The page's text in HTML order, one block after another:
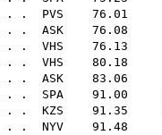
. . PVS 76.01
. . ASK 76.08
. . VHS 76.13
. . VHS 80.18
. . ASK 83.06
. . SPA 91.00
. . KZS 91.35
. NYV